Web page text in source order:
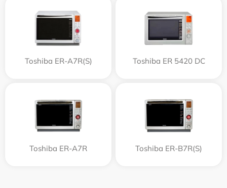
Toshiba ER-A7R(S) Toshiba ER 5420 DC
Toshiba ER-A7R Toshiba ER-B7R(S)